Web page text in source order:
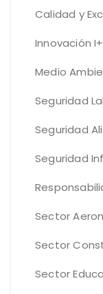
Calidad y
Innovación
Medio
Seguridad
Seguridad
Seguridad
Sector
Sector
Sector